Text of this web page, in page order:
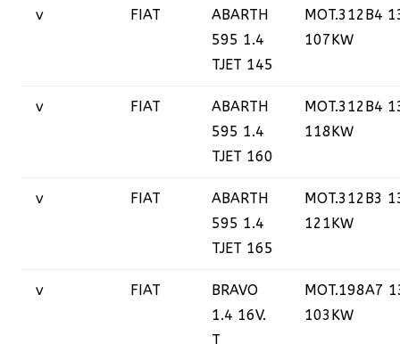
v FIAT
ABARTH
595 1.4
TJET 145
MOT.312B4
107KW
v FIAT
ABARTH
595 1.4
TJET 160
MOT.312B4
118KW
v FIAT
ABARTH
595 1.4
TJET 165
MOT.312B3
121KW
v FIAT
BRAVO
1.4 16V.
T
MOT.198A7
103KW